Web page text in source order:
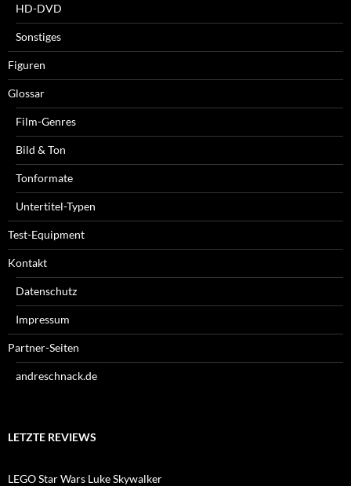
HD-DVD
Sonstiges
Figuren
Glossar
Film-Genres
Bild & Ton
Tonformate
Untertitel-Typen
Test-Equipment
Kontakt
Datenschutz
Impressum
Partner-Seiten
andreschnack.de
LETZTE REVIEWS
LEGO Star Wars Luke Skywalker